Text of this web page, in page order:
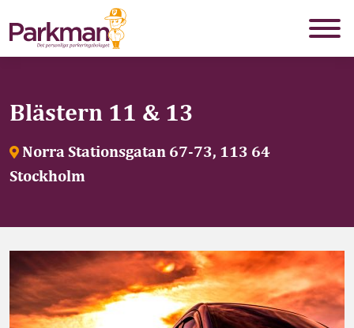
Blästern 11 & 13
Norra Stationsgatan 67-73, 113 64
Stockholm